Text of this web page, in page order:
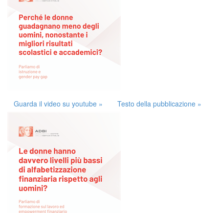
Guarda il video su youtube » Testo della pubblicazione »